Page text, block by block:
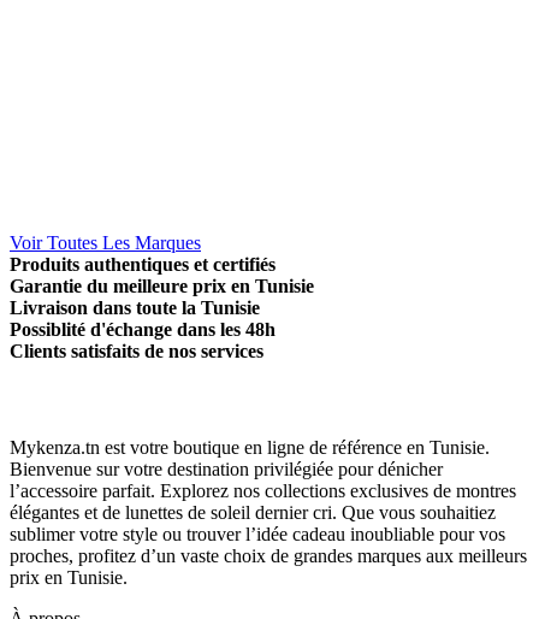
Voir Toutes Les Marques
Produits authentiques et certifiés
Garantie du meilleure prix en Tunisie
Livraison dans toute la Tunisie
Possiblité d'échange dans les 48h
Clients satisfaits de nos services
Mykenza.tn est votre boutique en ligne de référence en Tunisie.
Bienvenue sur votre destination privilégiée pour dénicher
l’accessoire parfait. Explorez nos collections exclusives de montres
élégantes et de lunettes de soleil dernier cri. Que vous souhaitiez
sublimer votre style ou trouver l’idée cadeau inoubliable pour vos
proches, profitez d’un vaste choix de grandes marques aux meilleurs
prix en Tunisie.